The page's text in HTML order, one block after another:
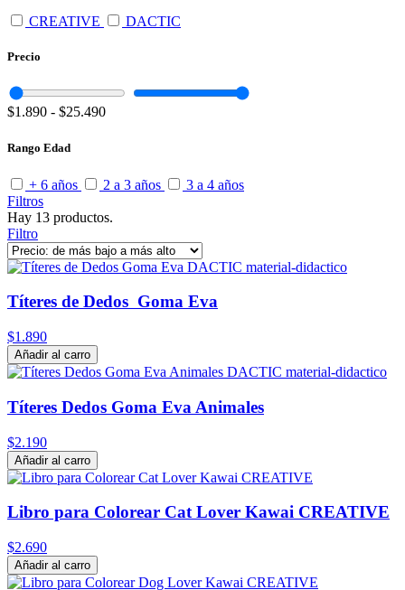
CREATIVE DACTIC
Precio
$1.890 - $25.490
Rango Edad
+ 6 años 2 a 3 años
3 a 4 años
Filtros
Hay 13 productos.
Filtro
Títeres de Dedos Goma Eva
$1.890
Añadir al carro
Títeres Dedos Goma Eva Animales
$2.190
Añadir al carro
Libro para Colorear Cat Lover Kawai CREATIVE
$2.690
Añadir al carro